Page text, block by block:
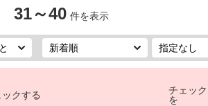
31～40 件を表示
クする
チェッ
を